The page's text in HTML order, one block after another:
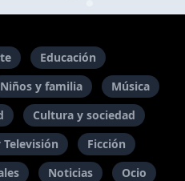
Educación
Niños y familia
Música
Cultura y sociedad
Televisión
Ficción
Noticias
Ocio